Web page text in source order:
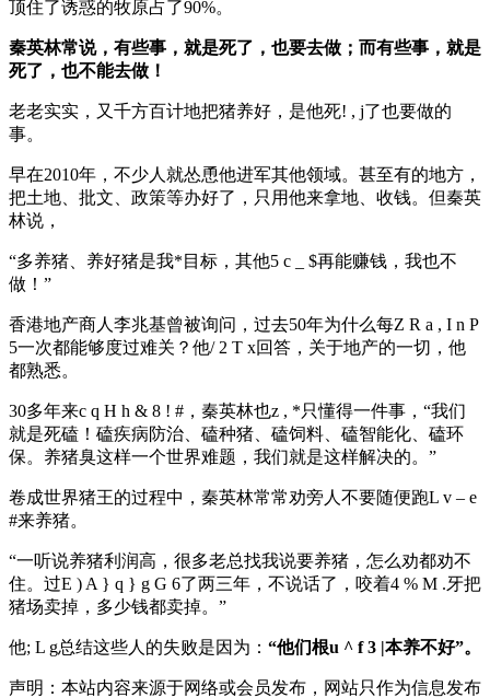
顶住了诱惑的牧原占了90%。
秦英林常说，有些事，就是死了，也要去做；而有些事，就是
死了，也不能去做！
老老实实，又千方百计地把猪养好，是他死! , j了也要做的
事。
早在2010年，不少人就怂恿他进军其他领域。甚至有的地方，
把土地、批文、政策等办好了，只用他来拿地、收钱。但秦英
林说，
“多养猪、养好猪是我*目标，其他5 c _ $再能赚钱，我也不
做！”
香港地产商人李兆基曾被询问，过去50年为什么每Z R a , I n P
5一次都能够度过难关？他/ 2 T x回答，关于地产的一切，他
都熟悉。
30多年来c q H h & 8 ! # ，秦英林也z , *只懂得一件事，“我们
就是死磕！磕疾病防治、磕种猪、磕饲料、磕智能化、磕环
保。养猪臭这样一个世界难题，我们就是这样解决的。”
卷成世界猪王的过程中，秦英林常常劝旁人不要随便跑L v – e
#来养猪。
“一听说养猪利润高，很多老总找我说要养猪，怎么劝都劝不
住。过E ) A } q } g G 6了两三年，不说话了，咬着4 % M .牙把
猪场卖掉，多少钱都卖掉。”
他; L g总结这些人的失败是因为： “他们根u ^ f 3 |本养不好”。
声明：本站内容来源于网络或会员发布，网站只作为信息发布